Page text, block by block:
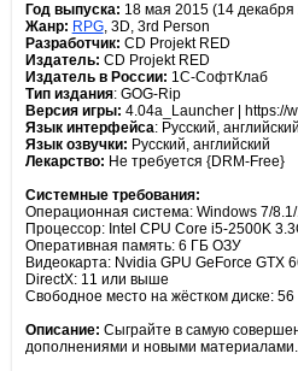
Год выпуска: 18 мая 2015 (14
Жанр: RPG, 3D, 3rd Person
Разработчик: CD Projekt RED
Издатель: CD Projekt RED
Издатель в России: 1С-СофтКлаб
Тип издания: GOG-Rip
Версия игры: 4.04a_Launcher | https://
Язык интерфейса: Русский,
Язык озвучки: Русский, aнглийский
Лекарство: Не требуется {DRM-Free}
Системные требования:
Операционная система: Windows 7/
Процессор: Intel CPU Core i5-2500K
Оперативная память: 6 ГБ ОЗУ
Видеокарта: Nvidia GPU GeForce GTX
DirectX: 11 или выше
Свободное место на жёстком диске: 56
Описание: Сыграйте в самую
дополнениями и новыми материалами.